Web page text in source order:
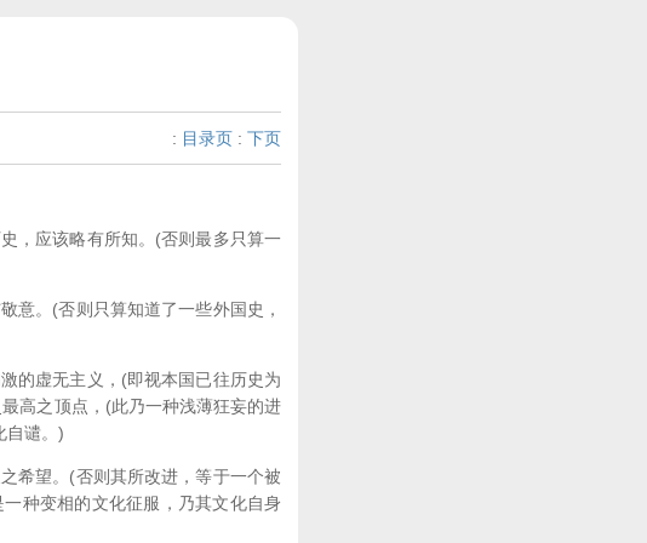
: 目录页 : 下页
，应该略有所知。(否则最多只算一
意。(否则只算知道了一些外国史，
的虚无主义，(即视本国已往历史为
高之顶点，(此乃一种浅薄狂妄的进
自谴。)
希望。(否则其所改进，等于一个被
种变相的文化征服，乃其文化自身